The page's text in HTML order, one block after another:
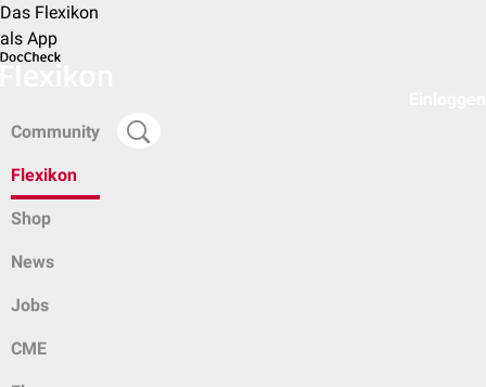
Das Flexikon
als App
Community
Flexikon
Shop
News
Jobs
CME